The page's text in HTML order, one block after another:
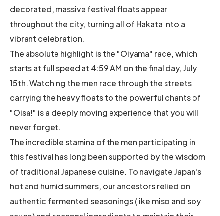
decorated, massive festival floats appear
throughout the city, turning all of Hakata into a
vibrant celebration.
The absolute highlight is the "Oiyama" race, which
starts at full speed at 4:59 AM on the final day, July
15th. Watching the men race through the streets
carrying the heavy floats to the powerful chants of
"Oisa!" is a deeply moving experience that you will
never forget.
The incredible stamina of the men participating in
this festival has long been supported by the wisdom
of traditional Japanese cuisine. To navigate Japan's
hot and humid summers, our ancestors relied on
authentic fermented seasonings (like miso and soy